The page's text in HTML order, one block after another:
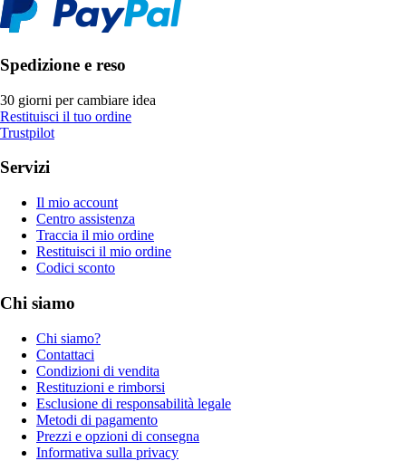
Spedizione e reso
30 giorni per cambiare idea
Restituisci il tuo ordine
Trustpilot
Servizi
Il mio account
Centro assistenza
Traccia il mio ordine
Restituisci il mio ordine
Codici sconto
Chi siamo
Chi siamo?
Contattaci
Condizioni di vendita
Restituzioni e rimborsi
Esclusione di responsabilità legale
Metodi di pagamento
Prezzi e opzioni di consegna
Informativa sulla privacy